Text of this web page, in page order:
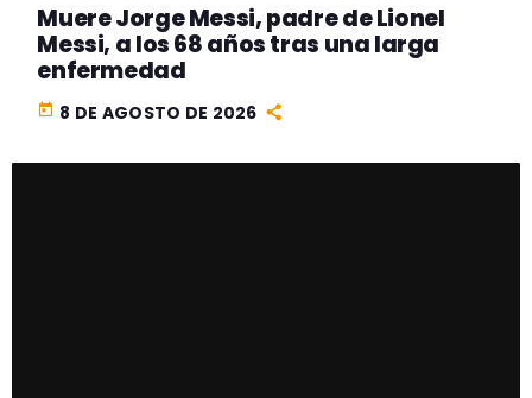
Muere Jorge Messi, padre de Lionel
Messi, a los 68 años tras una larga
enfermedad
today 8 DE AGOSTO DE 2026